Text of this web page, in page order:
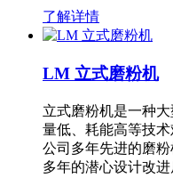
了解详情
LM 立式磨粉机
立式磨粉机是一种
量低、耗能高等技
公司多年先进的磨
多年的潜心设计改